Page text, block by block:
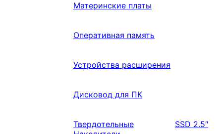
Материнские платы
Оперативная память
Устройства расширения
Дисковод для ПК
Твердотельные
SSD 2.5″